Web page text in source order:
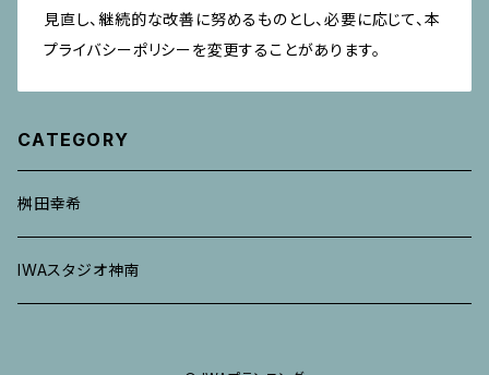
見直し、継続的な改善に努めるものとし、必要に応じて、本
プライバシーポリシーを変更することがあります。
CATEGORY
桝田幸希
IWAスタジオ神南